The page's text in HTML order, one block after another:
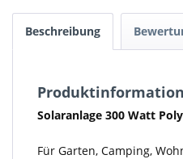
Beschreibung
Solaranlage 300 Watt
Für Garten, Camping,